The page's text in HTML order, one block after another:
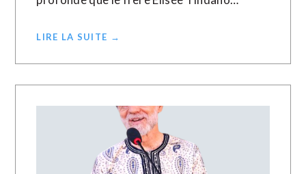
LIRE LA SUITE →